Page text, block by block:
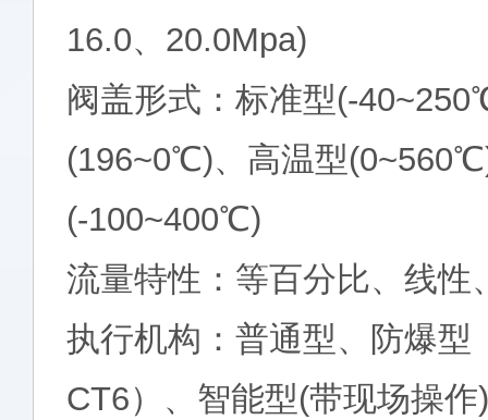
16.0、20.0Mpa)
阀盖形式：标准型(-
(196~0℃)、高温型
(-100~400℃)
流量特性：等百分比、线性
执行机构：普通型、防爆型
CT6）、智能型(带现场操作)